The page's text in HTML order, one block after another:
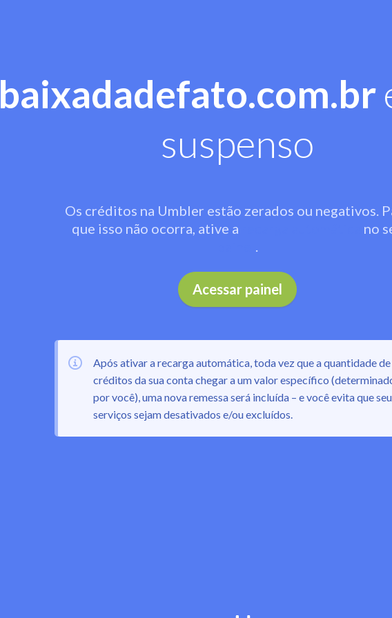
baixadadefato.com.br
suspenso
Os créditos na Umbler estão zerados ou negativos.
que isso não ocorra, ative a
no
.
Acessar painel
Após ativar a recarga automática, toda vez que a quantidade de
créditos da sua conta chegar a um valor específico
por você), uma nova remessa será incluída – e você evita que
serviços sejam desativados e/ou excluídos.